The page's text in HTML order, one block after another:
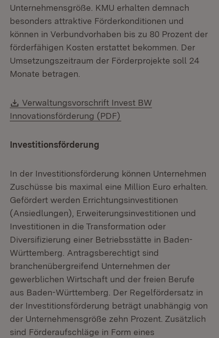
Unternehmensgröße. KMU erhalten demnach
besonders attraktive Förderkonditionen und
können in Verbundvorhaben bis zu 80 Prozent der
förderfähigen Kosten erstattet bekommen. Der
Umsetzungszeitraum der Förderprojekte soll 24
Monate betragen.
Download:
Verwaltungsvorschrift Invest BW
Innovationsförderung (PDF)
Investitionsförderung
In der Investitionsförderung können Unternehmen
Zuschüsse bis maximal eine Million Euro erhalten.
Gefördert werden Errichtungsinvestitionen
(Ansiedlungen), Erweiterungsinvestitionen und
Investitionen in die Transformation oder
Diversifizierung einer Betriebsstätte in Baden-
Württemberg. Antragsberechtigt sind
branchenübergreifend Unternehmen der
gewerblichen Wirtschaft und der freien Berufe
aus Baden-Württemberg. Der Regelfördersatz in
der Investitionsförderung beträgt unabhängig von
der Unternehmensgröße zehn Prozent. Zusätzlich
sind Förderaufschläge in Form eines